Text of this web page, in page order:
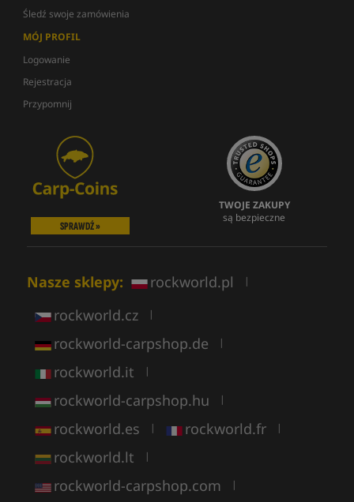
Śledź swoje zamówienia
MÓJ PROFIL
Logowanie
Rejestracja
Przypomnij
SPRAWDŹ »
TWOJE ZAKUPY
są bezpieczne
Nasze sklepy: rockworld.pl |
rockworld.cz |
rockworld-carpshop.de |
rockworld.it |
rockworld-carpshop.hu |
rockworld.es | rockworld.fr |
rockworld.lt |
rockworld-carpshop.com |